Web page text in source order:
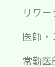
リワー
医師・
常勤医